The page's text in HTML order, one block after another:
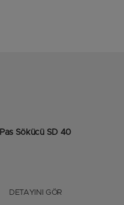
Pas Sökücü SD 40
DETAYINI GÖR